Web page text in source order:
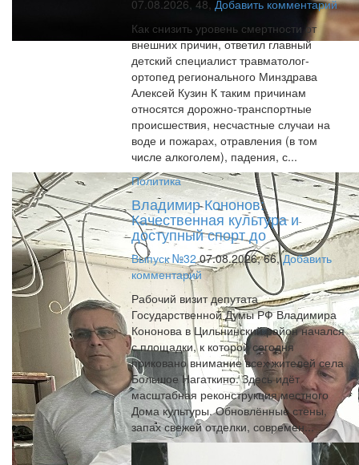
07.08.2026, 48, Добавить комментарий
Как снизить уровень смертности от
внешних причин, ответил главный
детский специалист травматолог-
ортопед регионального Минздрава
Алексей Кузин К таким причинам
относятся дорожно-транспортные
происшествия, несчастные случаи на
воде и пожарах, отравления (в том
числе алкоголем), падения, с...
Политика
Владимир Кононов:
Качественная культура и
доступный спорт до
Выпуск №32 07.08.2026, 66, Добавить
комментарий
Рабочий визит депутата
Государственной Думы РФ Владимира
Кононова в Цильнинский район начался
с площадки, к которой сегодня
приковано внимание всех жителей села
Большое Нагаткино. Здесь идёт
масштабная реконструкция местного
Дома культуры. Обновлённые стены,
запах свежей отделки, современ...